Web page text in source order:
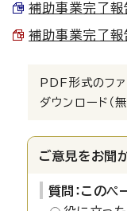
補助事業完了
補助事業完了
PDF形式のフ
ダウンロード（
ご意見をお聞
質問：このペ